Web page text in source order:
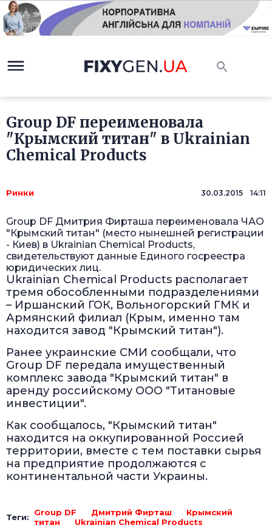
Group DF переименовала
"Крымский титан" в Ukrainian
Chemical Products
Ринки 30.03.2015 14:11
Group DF Дмитрия Фирташа переименовала ЧАО
"Крымский титан" (место нынешней регистрации
- Киев) в Ukrainian Chemical Products,
свидетельствуют данные Единого госреестра
юридических лиц.
Ukrainian Chemical Products располагает
тремя обособленными подразделениями
– Иршанский ГОК, Вольногорский ГМК и
Армянский филиал (Крым, именно там
находится завод "Крымский титан").
Ранее украинские СМИ сообщали, что
Group DF передала имущественный
комплекс завода "Крымский титан" в
аренду российскому ООО "Титановые
инвестиции".
Как сообщалось, "Крымский титан"
находится на оккупированной Россией
территории, вместе с тем поставки сырья
на предприятие продолжаются с
континентальной части Украины.
Теги: Group DF Дмитрий Фирташ
Крымский
титан
Ukrainian Chemical Products